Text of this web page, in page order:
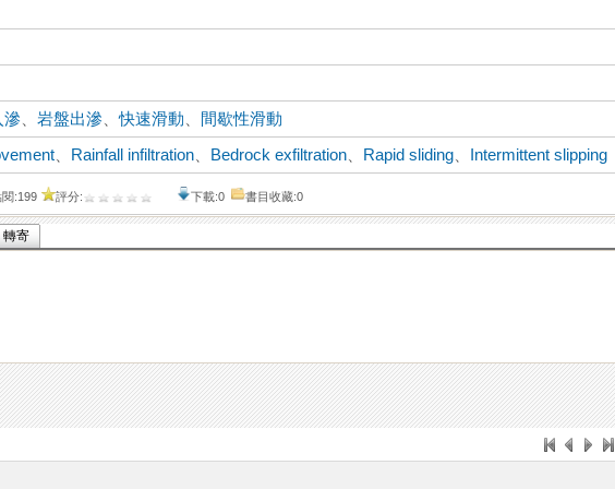
滲 、岩盤出滲 、快速滑動
間歇性滑動
Rainfall infiltration Bedrock exfiltration Rapid sliding
Intermittent slipping
閱:199 評分: 下載:0 書目收藏:0
轉寄